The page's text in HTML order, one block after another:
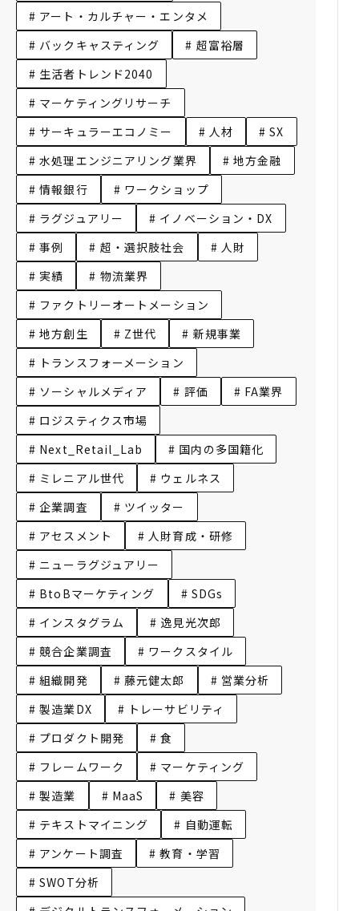
# アート・カルチャー・エンタメ
# バックキャスティング
# 超富裕層
# 生活者トレンド2040
# マーケティングリサーチ
# サーキュラーエコノミー
# 人材
# SX
# 水処理エンジニアリング業界
# 地方金融
# 情報銀行
# ワークショップ
# ラグジュアリー
# イノベーション・DX
# 事例
# 超・選択肢社会
# 人財
# 実績
# 物流業界
# ファクトリーオートメーション
# 地方創生
# Z世代
# 新規事業
# トランスフォーメーション
# ソーシャルメディア
# 評価
# FA業界
# ロジスティクス市場
# Next_Retail_Lab
# 国内の多国籍化
# ミレニアル世代
# ウェルネス
# 企業調査
# ツイッター
# アセスメント
# 人財育成・研修
# ニューラグジュアリー
# BtoBマーケティング
# SDGs
# インスタグラム
# 逸見光次郎
# 競合企業調査
# ワークスタイル
# 組織開発
# 藤元健太郎
# 営業分析
# 製造業DX
# トレーサビリティ
# プロダクト開発
# 食
# フレームワーク
# マーケティング
# 製造業
# MaaS
# 美容
# テキストマイニング
# 自動運転
# アンケート調査
# 教育・学習
# SWOT分析